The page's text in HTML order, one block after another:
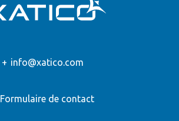
info@xatico.com
Formulaire de contact